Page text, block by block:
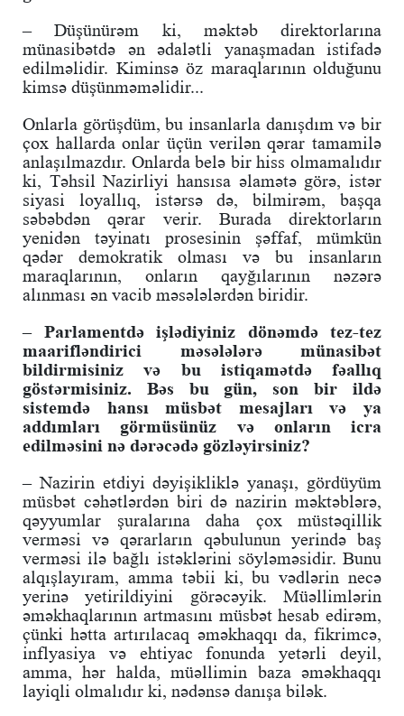
– Düşünürəm ki, məktəb direktorlarına
münasibətdə ən ədalətli yanaşmadan istifadə
edilməlidir. Kiminsə öz maraqlarının olduğunu
kimsə düşünməməlidir...
Onlarla görüşdüm, bu insanlarla danışdım və bir
çox hallarda onlar üçün verilən qərar tamamilə
anlaşılmazdır. Onlarda belə bir hiss olmamalıdır
ki, Təhsil Nazirliyi hansısa əlamətə görə, istər
siyasi loyallıq, istərsə də, bilmirəm, başqa
səbəbdən qərar verir. Burada direktorların
yenidən təyinatı prosesinin şəffaf, mümkün
qədər demokratik olması və bu insanların
maraqlarının, onların qayğılarının nəzərə
alınması ən vacib məsələlərdən biridir.
– Parlamentdə işlədiyiniz dönəmdə tez-tez
maarifləndirici məsələlərə münasibət
bildirmisiniz və bu istiqamətdə fəallıq
göstərmisiniz. Bəs bu gün, son bir ildə
sistemdə hansı müsbət mesajları və ya
addımları görmüsünüz və onların icra
edilməsini nə dərəcədə gözləyirsiniz?
– Nazirin etdiyi dəyişikliklə yanaşı, gördüyüm
müsbət cəhətlərdən biri də nazirin məktəblərə,
qəyyumlar şuralarına daha çox müstəqillik
verməsi və qərarların qəbulunun yerində baş
verməsi ilə bağlı istəklərini söyləməsidir. Bunu
alqışlayıram, amma təbii ki, bu vədlərin necə
yerinə yetirildiyini görəcəyik. Müəllimlərin
əməkhaqlarının artmasını müsbət hesab edirəm,
çünki hətta artırılacaq əməkhaqqı da, fikrimcə,
inflyasiya və ehtiyac fonunda yetərli deyil,
amma, hər halda, müəllimin baza əməkhaqqı
layiqli olmalıdır ki, nədənsə danışa bilək.